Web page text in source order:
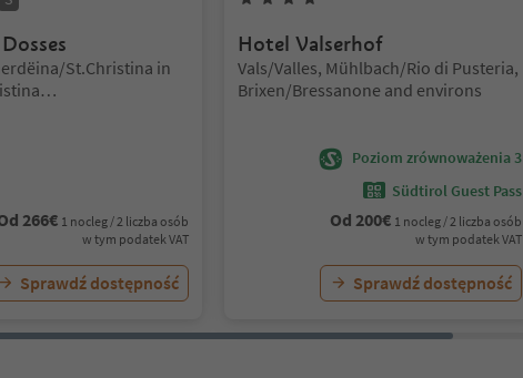
St.Christina in
266€ 1 nocleg / 2 liczba osób
w tym podatek VAT
Sprawdź dostępność
Hotel Valserhof
Lokalizacja:
Vals/Valles, Mühlbach/Rio di Pusteria,
Brixen/Bressanone and environs
Poziom zrównoważenia 3
Südtirol Guest Pass
Od 200€ 1 nocleg / 2 liczba osób
w tym podatek VAT
Sprawdź dostępność